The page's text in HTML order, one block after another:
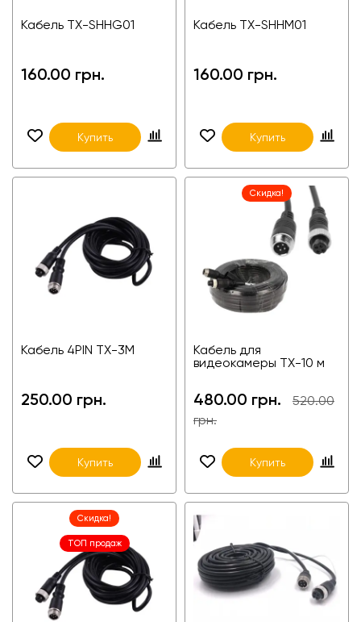
Кабель TX-SHHG01
160.00 грн.
Купить
Кабель TX-SHHM01
160.00 грн.
Купить
Кабель 4PIN TX-3M
250.00 грн.
Купить
Скидка!
Кабель для
видеокамеры TX-10 м
480.00 грн.
520.00
грн.
Купить
Скидка!
ТОП продаж